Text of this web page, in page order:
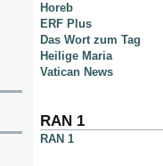
Horeb
ERF Plus
Das Wort zum Tag
Heilige Maria
Vatican News
RAN 1
RAN 1